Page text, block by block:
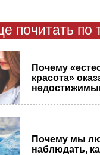
почитать по
Почему
красота»
Почему мы
наблюдать,